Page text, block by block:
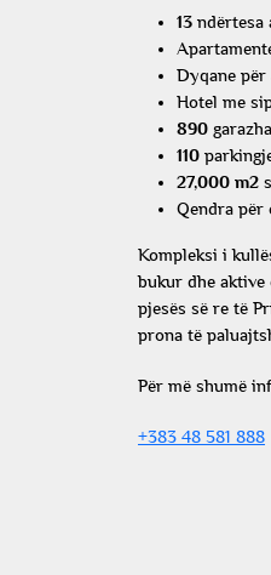
13 ndërtesa
Dyqane për
Hotel me
890
110
27,000 m2
Qendra për
Kompleksi i
bukur dhe aktive
pjesës së re të
prona të
Për më shumë
+383 48 581 888